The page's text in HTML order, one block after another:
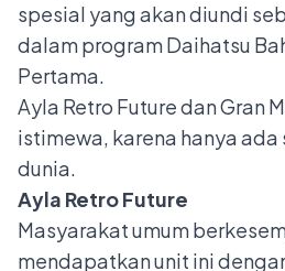
spesial yang akan diundi
dalam program Daihatsu
Pertama.
Ayla Retro Future dan Gran
istimewa, karena hanya
dunia.
Ayla Retro Future
Masyarakat umum
mendapatkan unit ini